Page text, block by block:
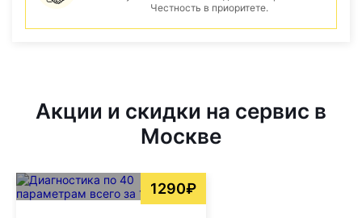
Честность в приоритете.
Акции и скидки на сервис в
Москве
1290₽